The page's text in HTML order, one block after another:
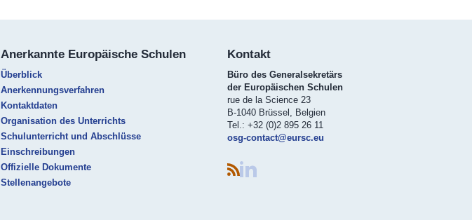
Anerkannte Europäische Schulen
Überblick
Anerkennungsverfahren
Kontaktdaten
Organisation des Unterrichts
Schulunterricht und Abschlüsse
Einschreibungen
Offizielle Dokumente
Stellenangebote
K​ontakt
Büro des Generalsekretärs
der Europäischen Schulen
rue de la Science 23
B-1040 Brüssel, Belgien
Tel.: +32 (0)2 895 26 11
osg-contact@eursc.eu